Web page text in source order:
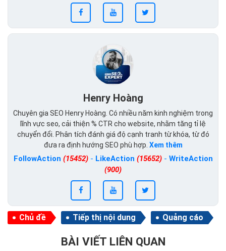
Henry Hoàng
Chuyên gia SEO Henry Hoàng. Có nhiều năm kinh nghiệm trong
lĩnh vực seo, cải thiện % CTR cho website, nhằm tăng tỉ lệ
chuyển đổi. Phân tích đánh giá độ cạnh tranh từ khóa, từ đó
đưa ra định hướng SEO phù hợp. Xem thêm
FollowAction (15452)- LikeAction (15652)- WriteAction
(900)
Chủ đề Tiếp thị nội dung Quảng cáo
BÀI VIẾT LIÊN QUAN